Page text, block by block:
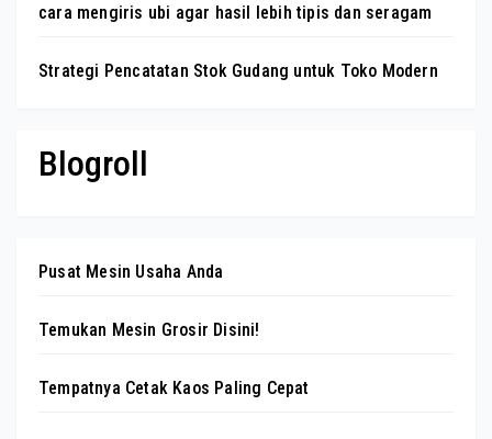
cara mengiris ubi agar hasil lebih tipis dan seragam
Strategi Pencatatan Stok Gudang untuk Toko Modern
Blogroll
Pusat Mesin Usaha Anda
Temukan Mesin Grosir Disini!
Tempatnya Cetak Kaos Paling Cepat